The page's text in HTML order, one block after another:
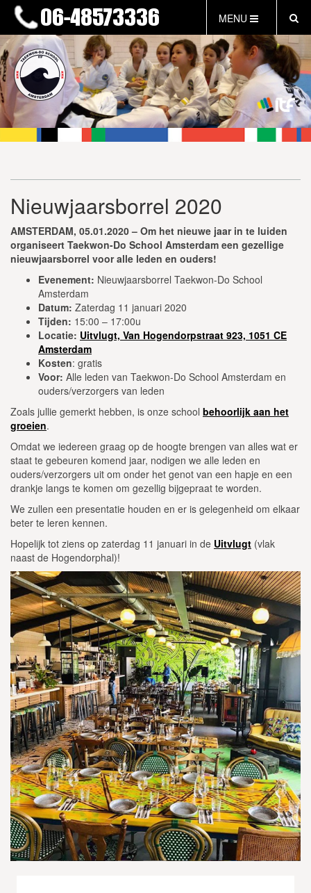
MENU
HOME
NIEUWS
LESTIJDEN & TARIEVEN
INFORMATIE
WAT IS TAEKWON-DO?
FAQ
INLOG LEDEN
EVENEMENTEN
GRATIS PROEFLES
Nieuwjaarsborrel 2020
AMSTERDAM, 05.01.2020 – Om het nieuwe jaar in te luiden
organiseert Taekwon-Do School Amsterdam een gezellige
nieuwjaarsborrel voor alle leden en ouders!
Evenement: Nieuwjaarsborrel Taekwon-Do School
Amsterdam
Datum: Zaterdag 11 januari 2020
Tijden: 15:00 – 17:00u
Locatie: Uitvlugt, Van Hogendorpstraat 923, 1051 CE
Amsterdam
Kosten: gratis
Voor: Alle leden van Taekwon-Do School Amsterdam en
ouders/verzorgers van leden
Zoals jullie gemerkt hebben, is onze school behoorlijk aan het
groeien.
Omdat we iedereen graag op de hoogte brengen van alles wat er
staat te gebeuren komend jaar, nodigen we alle leden en
ouders/verzorgers uit om onder het genot van een hapje en een
drankje langs te komen om gezellig bijgepraat te worden.
We zullen een presentatie houden en er is gelegenheid om elkaar
beter te leren kennen.
Hopelijk tot ziens op zaterdag 11 januari in de Uitvlugt (vlak
naast de Hogendorphal)!